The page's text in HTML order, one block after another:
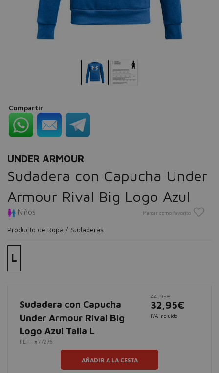
Compartir
UNDER ARMOUR
Sudadera con Capucha Under
Armour Rival Big Logo Azul
Niños Marcar como favorito
Producto de Ropa / Sudaderas
L
Sudadera con Capucha
Under Armour Rival Big
Logo Azul Talla L
REF.: #77276
44,95€
32,95€
IVA incluido
AÑADIR A LA CESTA